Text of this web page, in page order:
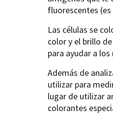
fluorescentes
Las células se
color y el brillo
para ayudar a
Además de
utilizar para
lugar de utilizar
colorantes